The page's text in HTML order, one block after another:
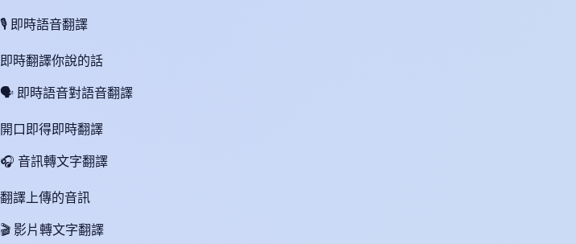
🎙️ 即時語音翻譯
即時翻譯你說的話
🗣️ 即時語音對語音翻譯
開口即得即時翻譯
🎧 音訊轉文字翻譯
翻譯上傳的音訊
🎬 影片轉文字翻譯